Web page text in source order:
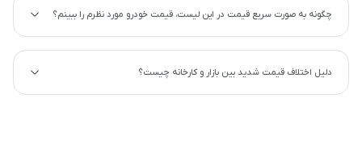
چگونه به صورت سریع قیمت در این لیست، قیمت خودرو مورد نظرم را ببینم؟
دلیل اختلاف قیمت شدید بین بازار و کارخانه چیست؟